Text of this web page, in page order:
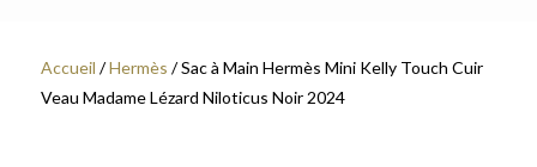
Accueil /Hermès / Sac à Main Hermès Mini Kelly Touch Cuir
Veau Madame Lézard Niloticus Noir 2024